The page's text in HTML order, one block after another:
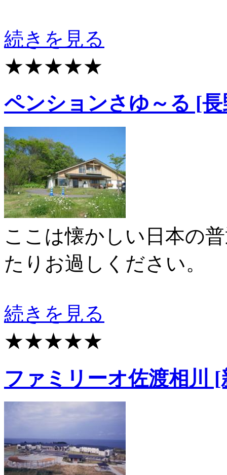
続きを見る
★★★★★
ペンションさゆ～る [
ここは懐かしい日本の
たりお過しください。
続きを見る
★★★★★
ファミリーオ佐渡相川